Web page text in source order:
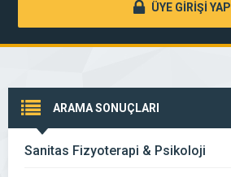
ÜYE GİRİŞİ YAP
ARAMA SONUÇLARI
Sanitas Fizyoterapi & Psikoloji